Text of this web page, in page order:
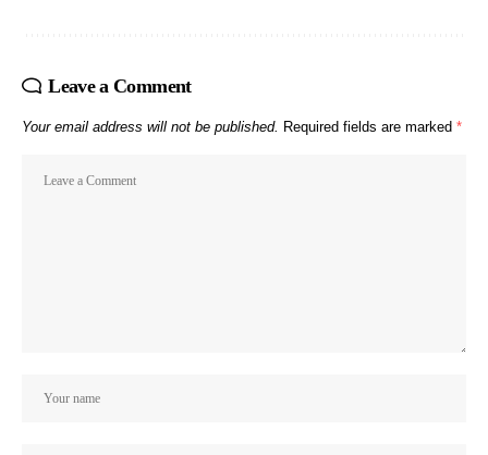
Leave a Comment
Your email address will not be published. Required fields are marked *